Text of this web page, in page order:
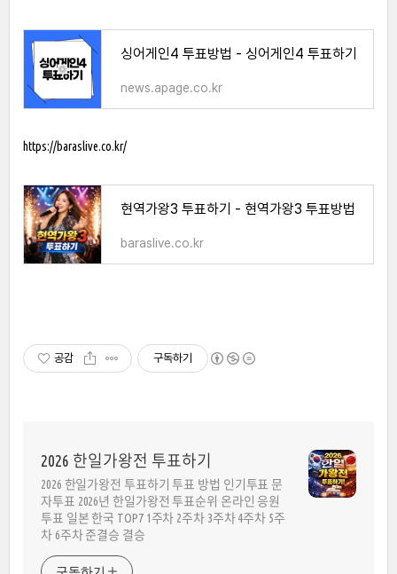
싱어게인4 투표방법 - 싱어게인4 투표하기
news.apage.co.kr
https://baraslive.co.kr/
현역가왕3 투표하기 - 현역가왕3 투표방법
baraslive.co.kr
공감 구독하기
2026 한일가왕전 투표하기
2026 한일가왕전 투표하기 투표 방법 인기투표 문
자투표 2026년 한일가왕전 투표순위 온라인 응원
투표 일본 한국 TOP7 1주차 2주차 3주차 4주차 5주
차 6주차 준결승 결승